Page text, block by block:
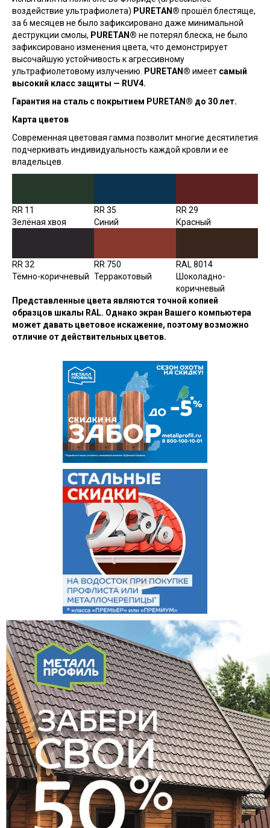
воздействие ультрафиолета) PURETAN® прошёл блестяще,
за 6 месяцев не было зафиксировано даже минимальной
деструкции смолы, PURETAN® не потерял блеска, не было
зафиксировано изменения цвета, что демонстрирует
высочайшую устойчивость к агрессивному
ультрафиолетовому излучению.
PURETAN® имеет самый
высокий класс защиты — RUV4.
Гарантия на сталь с покрытием PURETAN® до 30 лет.
Карта цветов
Современная цветовая гамма позволит многие десятилетия
подчеркивать индивидуальность каждой кровли и ее
владельцев.
RR 11
Зелёная хвоя
RR 35
Синий
RR 29
Красный
RR 32
Тёмно-коричневый
RR 750
Терракотовый
RAL 8014
Шоколадно-
коричневый
Представленные цвета являются точной копией
образцов шкалы RAL. Однако экран Вашего компьютера
может давать цветовое искажение, поэтому возможно
отличие от действительных цветов.